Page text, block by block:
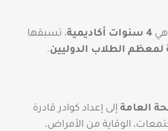
هي 4 سنوات أكاديمية
، تسبقها
الطلاب الدوليين.
العامةإلى إعداد كوادر قادرة
الوقاية من الأمراض،